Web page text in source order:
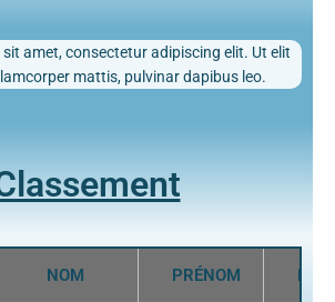
amet, consectetur adipiscing elit. Ut elit
mattis, pulvinar dapibus leo.
NOM PRÉNOM